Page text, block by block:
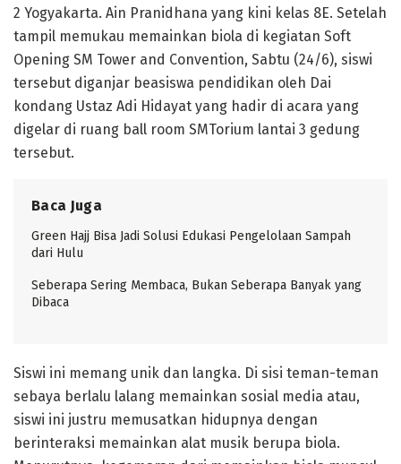
2 Yogyakarta. Ain Pranidhana yang kini kelas 8E. Setelah
tampil memukau memainkan biola di kegiatan Soft
Opening SM Tower and Convention, Sabtu (24/6), siswi
tersebut diganjar beasiswa pendidikan oleh Dai
kondang Ustaz Adi Hidayat yang hadir di acara yang
digelar di ruang ball room SMTorium lantai 3 gedung
tersebut.
Baca Juga
Green Hajj Bisa Jadi Solusi Edukasi Pengelolaan Sampah
dari Hulu
Seberapa Sering Membaca, Bukan Seberapa Banyak yang
Dibaca
Siswi ini memang unik dan langka. Di sisi teman-teman
sebaya berlalu lalang memainkan sosial media atau,
siswi ini justru memusatkan hidupnya dengan
berinteraksi memainkan alat musik berupa biola.